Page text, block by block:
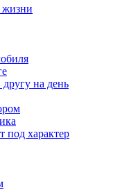
жизни
на день
под характер